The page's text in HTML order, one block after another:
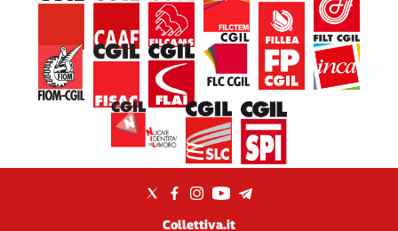
Collettiva.it